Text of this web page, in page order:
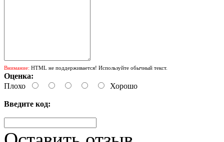
Внимание: HTML не поддерживается! Используйте обычный текст.
Оценка:
Плохо
Хорошо
Введите код: